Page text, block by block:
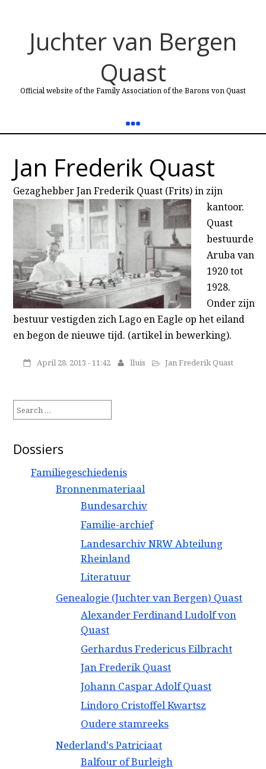
Juchter van Bergen
Quast
Official website of the Family Association of the Barons von Quast
Jan Frederik Quast
Gezaghebber Jan Frederik Quast (Frits)in zijn
kantoor.
Quast
bestuurde
Aruba van
1920 tot
1928.
Onder zijn
bestuur vestigden zich Lago en Eagle op het eiland
en begon de nieuwe tijd. (artikel in bewerking).
April 28, 2013 - 11:42 lluis Jan Frederik Quast
for:
Dossiers
Familiegeschiedenis
Bronnenmateriaal
Bundesarchiv
Familie-archief
Landesarchiv NRW Abteilung
Rheinland
Literatuur
Genealogie (Juchter van Bergen) Quast
Alexander Ferdinand Ludolf von
Quast
Gerhardus Fredericus Eilbracht
Jan Frederik Quast
Johann Caspar Adolf Quast
Lindoro Cristoffel Kwartsz
Oudere stamreeks
Nederland's Patriciaat
Balfour of Burleigh